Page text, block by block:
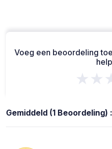
Voeg een beoordeling
Gemiddeld (1 Beoordeling) :